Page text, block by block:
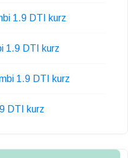
1.9 DTI kurz
1.9 DTI kurz
1.9 DTI kurz
DTI kurz